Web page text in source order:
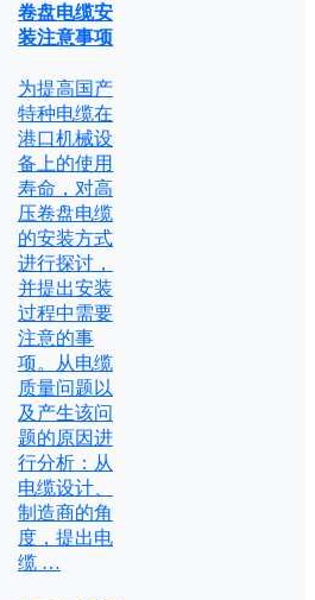
卷盘电缆安
装注意事项
为提高国产
特种电缆在
港口机械设
备上的使用
寿命，对高
压卷盘电缆
的安装方式
进行探讨，
并提出安装
过程中需要
注意的事
项。从电缆
质量问题以
及产生该问
题的原因进
行分析：从
电缆设计、
制造商的角
度，提出电
缆 …